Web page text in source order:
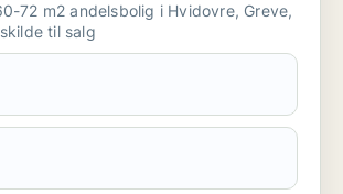
72 m2 andelsbolig i Hvidovre, Greve,
til salg